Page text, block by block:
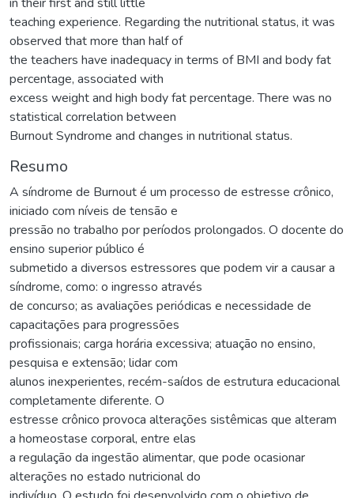
teaching experience. Regarding the nutritional status, it was
observed that more than half of
the teachers have inadequacy in terms of BMI and body fat
percentage, associated with
excess weight and high body fat percentage. There was no
statistical correlation between
Burnout Syndrome and changes in nutritional status.
Resumo
A síndrome de Burnout é um processo de estresse crônico,
iniciado com níveis de tensão e
pressão no trabalho por períodos prolongados. O docente do
ensino superior público é
submetido a diversos estressores que podem vir a causar a
síndrome, como: o ingresso através
de concurso; as avaliações periódicas e necessidade de
capacitações para progressões
profissionais; carga horária excessiva; atuação no ensino,
pesquisa e extensão; lidar com
alunos inexperientes, recém-saídos de estrutura educacional
completamente diferente. O
estresse crônico provoca alterações sistêmicas que alteram
a homeostase corporal, entre elas
a regulação da ingestão alimentar, que pode ocasionar
alterações no estado nutricional do